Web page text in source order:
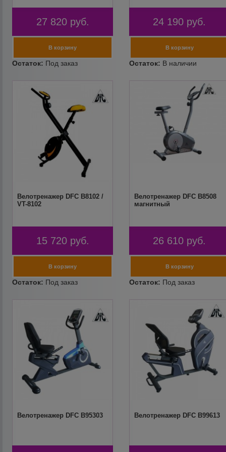
27 820 руб. 24 190 руб.
Велотренажер DFC B8102 /
VT-8102
15 720 руб.
Велотренажер DFC B8508
магнитный
26 610 руб.
Велотренажер DFC B95303 Велотренажер DFC B99613